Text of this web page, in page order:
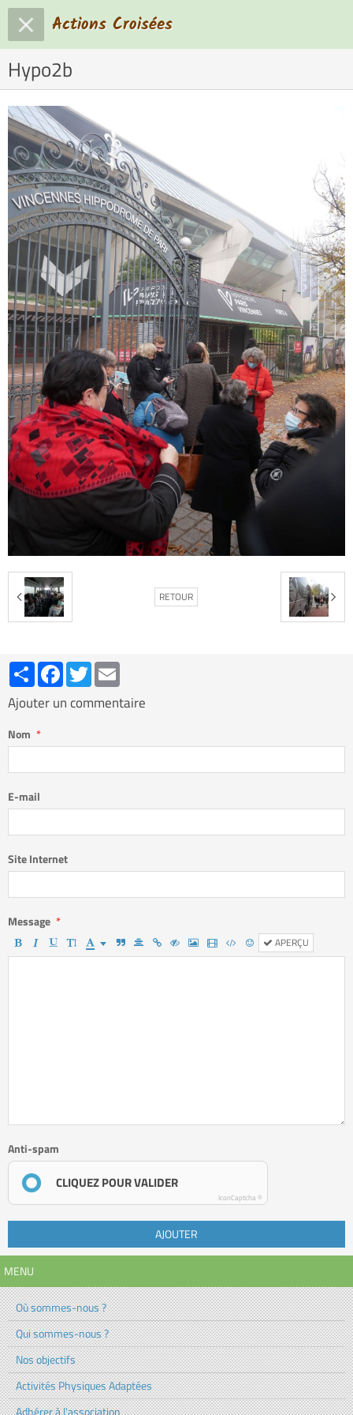
Actions Croisées
Hypo2b
RETOUR
PartagerFacebookTwitter
Ajouter un commentaire
Nom
E-mail
Site Internet
Message
APERÇU
Anti-spam
CLIQUEZ POUR VALIDER
IconCaptcha ©
AJOUTER
MENU
Où sommes-nous ?
Qui sommes-nous ?
Nos objectifs
Activités Physiques Adaptées